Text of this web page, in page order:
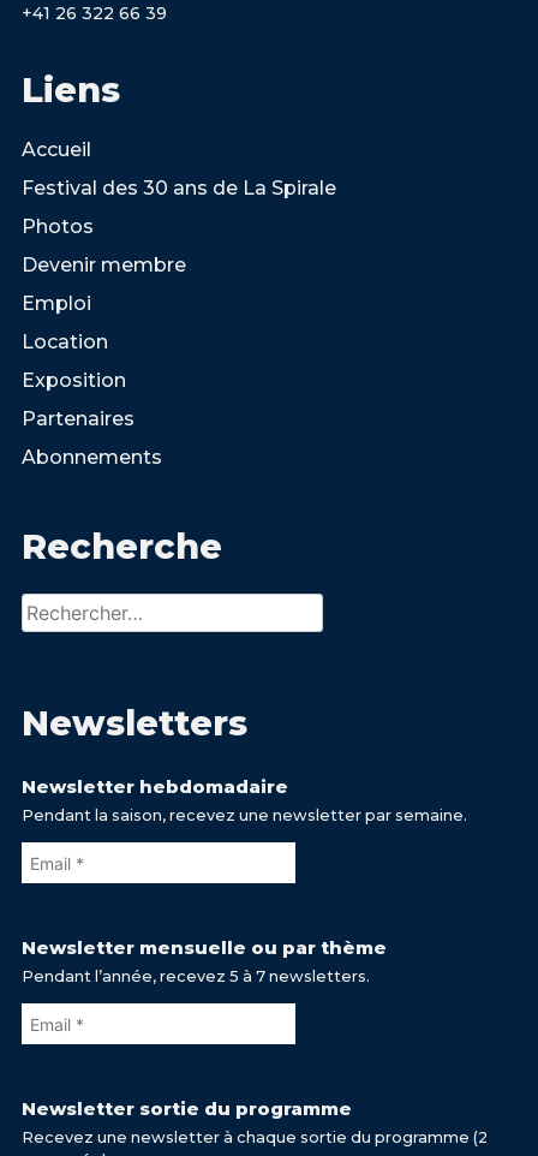
+41 26 322 66 39
Liens
Accueil
Festival des 30 ans de La Spirale
Photos
Devenir membre
Emploi
Location
Exposition
Partenaires
Abonnements
Recherche
Rechercher :
Newsletters
Newsletter hebdomadaire
Pendant la saison, recevez une newsletter par semaine.
Newsletter mensuelle ou par thème
Pendant l’année, recevez 5 à 7 newsletters.
Newsletter sortie du programme
Recevez une newsletter à chaque sortie du programme (2